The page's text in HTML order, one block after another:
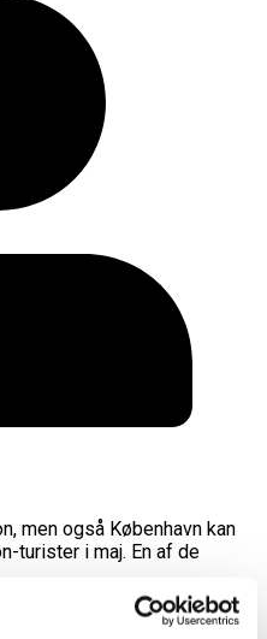
men også København kan
turister i maj. En af de